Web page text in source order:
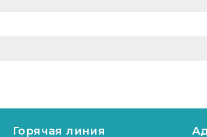
Горячая линия